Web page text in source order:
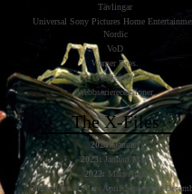
Tävlingar
Universal Sony Pictures Home
Nordic
VoD
Warner Bros.
Webbserier
Webbserierecensioner
The X-Files
2024: Januari
2023: Januari Mars
2022: Mars April
2021: Januari Mars April September